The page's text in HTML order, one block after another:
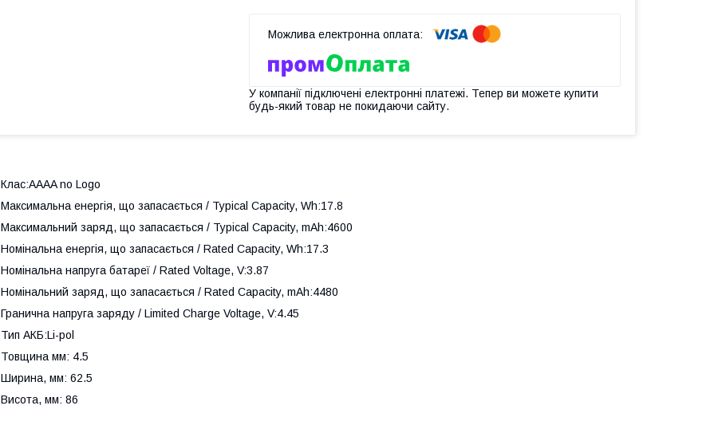
У компанії підключені електронні платежі. Тепер ви можете купити
будь-який товар не покидаючи сайту.
Клас:AAAA no Logo
Максимальна енергія, що запасається / Typical Capacity, Wh:17.8
Максимальний заряд, що запасається / Typical Capacity, mAh:4600
Номінальна енергія, що запасається / Rated Capacity, Wh:17.3
Номінальна напруга батареї / Rated Voltage, V:3.87
Номінальний заряд, що запасається / Rated Capacity, mAh:4480
Гранична напруга заряду / Limited Charge Voltage, V:4.45
Тип АКБ:Li-pol
Товщина мм: 4.5
Ширина, мм: 62.5
Висота, мм: 86